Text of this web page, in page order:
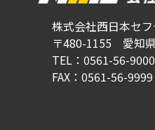
株式会社西日本セ
〒480-1155 愛知
TEL：0561-56-9000
FAX：0561-56-9999